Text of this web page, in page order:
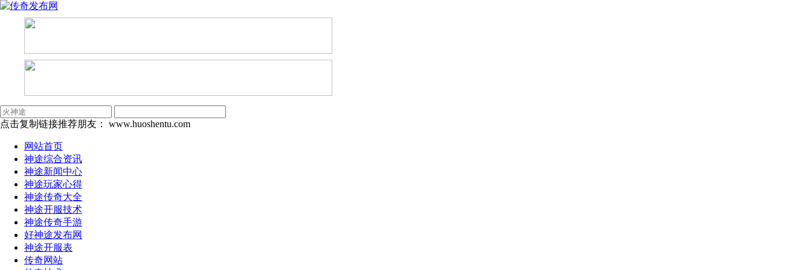
点击复制链接推荐朋友： www.huoshentu.com
网站首页
神途综合资讯
神途新闻中心
神途玩家心得
神途传奇大全
神途开服技术
神途传奇手游
好神途发布网
神途开服表
传奇网站